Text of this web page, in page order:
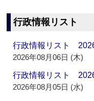
行政情報リスト
行政情報リスト
2026年08月06日 (木)
行政情報リスト
2026年08月05日 (水)